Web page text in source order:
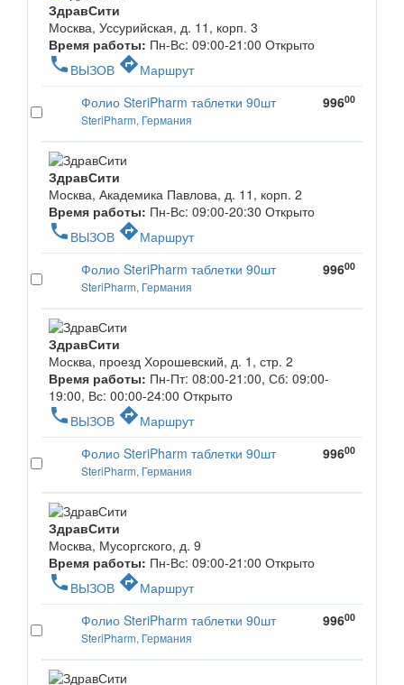
ЗдравСити
Москва, Уссурийская, д. 11, корп. 3
Время работы: Пн-Вс: 09:00-21:00 Открыто
phone ВЫЗОВ directionsМаршрут
Фолио SteriPharm таблетки 90шт
SteriPharm, Германия
99600
ЗдравСити
Москва, Академика Павлова, д. 11, корп. 2
Время работы: Пн-Вс: 09:00-20:30 Открыто
phone ВЫЗОВ directionsМаршрут
Фолио SteriPharm таблетки 90шт
SteriPharm, Германия
99600
ЗдравСити
Москва, проезд Хорошевский, д. 1, стр. 2
Время работы: Пн-Пт: 08:00-21:00, Сб: 09:00-
19:00, Вс: 00:00-24:00 Открыто
phone ВЫЗОВ directionsМаршрут
Фолио SteriPharm таблетки 90шт
SteriPharm, Германия
99600
ЗдравСити
Москва, Мусоргского, д. 9
Время работы: Пн-Вс: 09:00-21:00 Открыто
phone ВЫЗОВ directionsМаршрут
Фолио SteriPharm таблетки 90шт
SteriPharm, Германия
99600